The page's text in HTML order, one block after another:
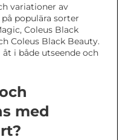
variationer av
populära sorter
Coleus Black
Coleus Black Beauty.
i både utseende och
med